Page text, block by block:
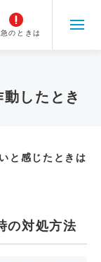
のときは
したとき
と感じたときは
の対処方法